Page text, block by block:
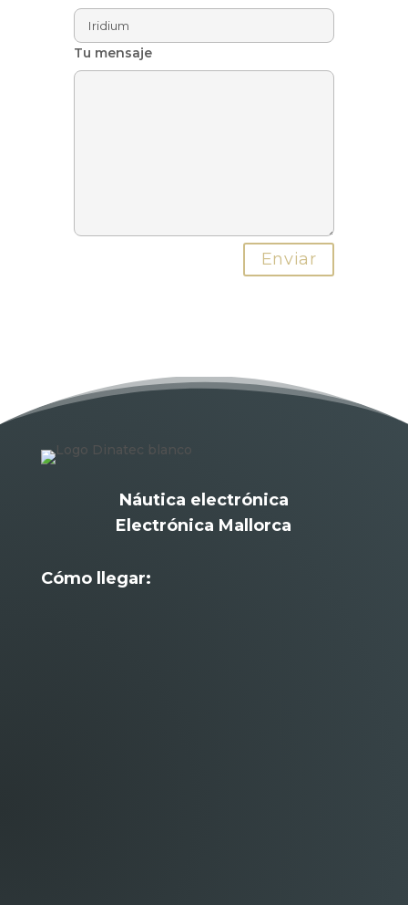
Tu mensaje
Náutica electrónica
Electrónica Mallorca
Cómo llegar: